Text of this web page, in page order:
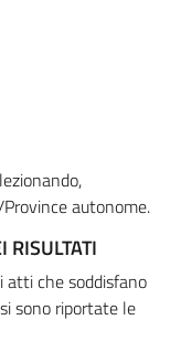
autonome.
atti che soddisfano
sono riportate le